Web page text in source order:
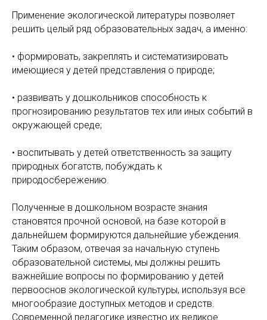
Применение экологической литературы позволяет
решить целый ряд образовательных задач, а именно:
• формировать, закреплять и систематизировать
имеющиеся у детей представления о природе;
• развивать у дошкольников способность к
прогнозированию результатов тех или иных событий в
окружающей среде;
• воспитывать у детей ответственность за защиту
природных богатств, побуждать к
природосбережению.
Полученные в дошкольном возрасте знания
становятся прочной основой, на базе которой в
дальнейшем формируются дальнейшие убеждения.
Таким образом, отвечая за начальную ступень
образовательной системы, мы должны решить
важнейшие вопросы по формированию у детей
первооснов экологической культуры, используя все
многообразие доступных методов и средств.
Современной педагогике известно их великое